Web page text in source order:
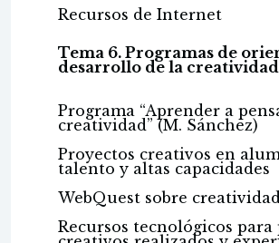
Recursos de Internet
Tema 6. Programas de
desarrollo de la creatividad
Programa “Aprender a
creatividad” (M. Sánchez)
Proyectos creativos en
talento y altas capacidades
WebQuest sobre
Recursos tecnológicos para